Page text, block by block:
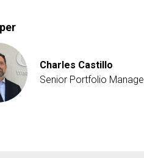
Charles Castillo
Senior Portfolio